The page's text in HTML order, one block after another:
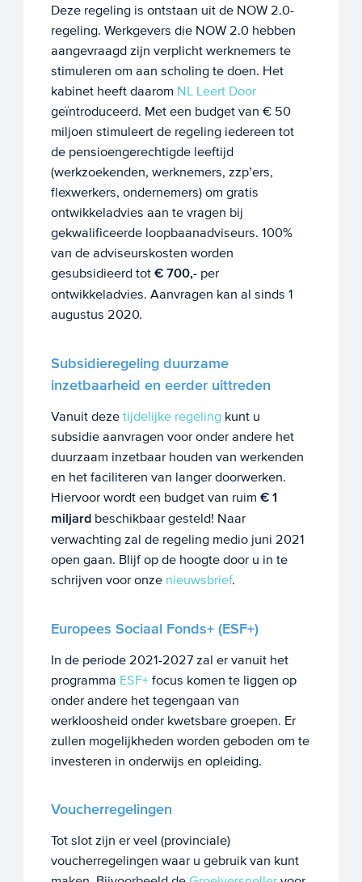
Deze regeling is ontstaan uit de NOW 2.0-
regeling. Werkgevers die NOW 2.0 hebben
aangevraagd zijn verplicht werknemers te
stimuleren om aan scholing te doen. Het
kabinet heeft daarom NL Leert Door
geïntroduceerd. Met een budget van € 50
miljoen stimuleert de regeling iedereen tot
de pensioengerechtigde leeftijd
(werkzoekenden, werknemers, zzp’ers,
flexwerkers, ondernemers) om gratis
ontwikkeladvies aan te vragen bij
gekwalificeerde loopbaanadviseurs. 100%
van de adviseurskosten worden
gesubsidieerd tot € 700,-per
ontwikkeladvies. Aanvragen kan al sinds 1
augustus 2020.
Subsidieregeling duurzame
inzetbaarheid en eerder uittreden
Vanuit deze tijdelijke regeling kunt u
subsidie aanvragen voor onder andere het
duurzaam inzetbaar houden van werkenden
en het faciliteren van langer doorwerken.
Hiervoor wordt een budget van ruim € 1
miljardbeschikbaar gesteld! Naar
verwachting zal de regeling medio juni 2021
open gaan. Blijf op de hoogte door u in te
schrijven voor onze nieuwsbrief.
Europees Sociaal Fonds+ (ESF+)
In de periode 2021-2027 zal er vanuit het
programma ESF+focus komen te liggen op
onder andere het tegengaan van
werkloosheid onder kwetsbare groepen. Er
zullen mogelijkheden worden geboden om te
investeren in onderwijs en opleiding.
Voucherregelingen
Tot slot zijn er veel (provinciale)
voucherregelingen waar u gebruik van kunt